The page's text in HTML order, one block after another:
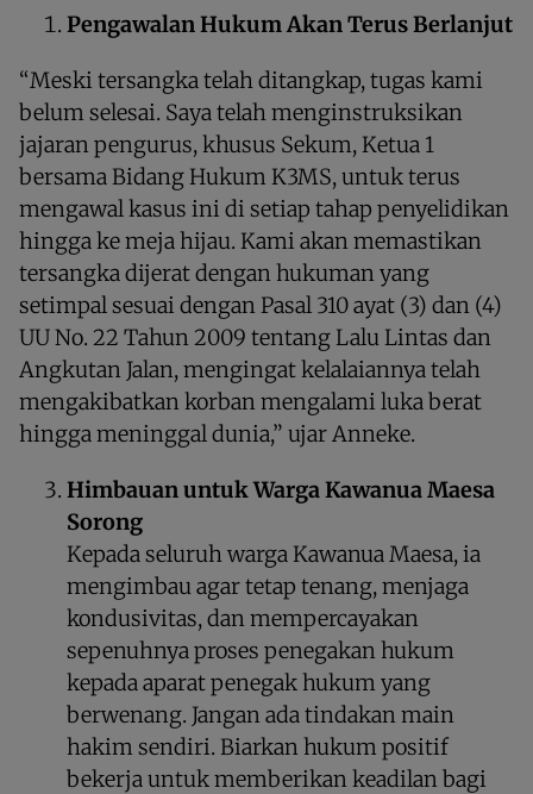
Pengawalan Hukum Akan Terus Berlanjut
“Meski tersangka telah ditangkap, tugas kami
belum selesai. Saya telah menginstruksikan
jajaran pengurus, khusus Sekum, Ketua 1
bersama Bidang Hukum K3MS, untuk terus
mengawal kasus ini di setiap tahap penyelidikan
hingga ke meja hijau. Kami akan memastikan
tersangka dijerat dengan hukuman yang
setimpal sesuai dengan Pasal 310 ayat (3) dan (4)
UU No. 22 Tahun 2009 tentang Lalu Lintas dan
Angkutan Jalan, mengingat kelalaiannya telah
mengakibatkan korban mengalami luka berat
hingga meninggal dunia,” ujar Anneke.
Himbauan untuk Warga Kawanua Maesa
Sorong
Kepada seluruh warga Kawanua Maesa, ia
mengimbau agar tetap tenang, menjaga
kondusivitas, dan mempercayakan
sepenuhnya proses penegakan hukum
kepada aparat penegak hukum yang
berwenang. Jangan ada tindakan main
hakim sendiri. Biarkan hukum positif
bekerja untuk memberikan keadilan bagi